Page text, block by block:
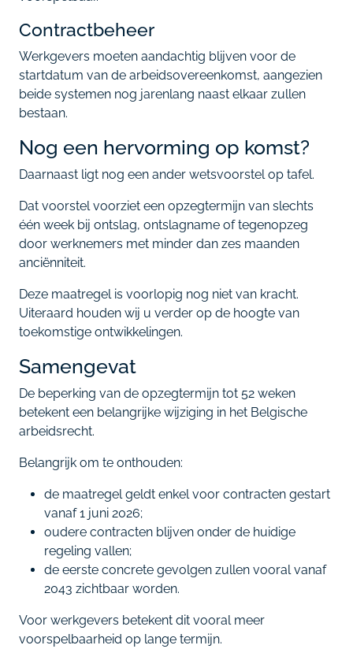
Contractbeheer
Werkgevers moeten aandachtig blijven voor de
startdatum van de arbeidsovereenkomst, aangezien
beide systemen nog jarenlang naast elkaar zullen
bestaan.
Nog een hervorming op komst?
Daarnaast ligt nog een ander wetsvoorstel op tafel.
Dat voorstel voorziet een opzegtermijn van slechts
één week bij ontslag, ontslagname of tegenopzeg
door werknemers met minder dan zes maanden
anciënniteit.
Deze maatregel is voorlopig nog niet van kracht.
Uiteraard houden wij u verder op de hoogte van
toekomstige ontwikkelingen.
Samengevat
De beperking van de opzegtermijn tot 52 weken
betekent een belangrijke wijziging in het Belgische
arbeidsrecht.
Belangrijk om te onthouden:
de maatregel geldt enkel voor contracten gestart
vanaf 1 juni 2026;
oudere contracten blijven onder de huidige
regeling vallen;
de eerste concrete gevolgen zullen vooral vanaf
2043 zichtbaar worden.
Voor werkgevers betekent dit vooral meer
voorspelbaarheid op lange termijn.